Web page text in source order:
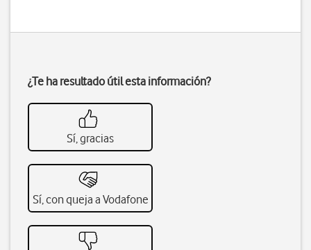
¿Te ha resultado útil esta información?
Sí, gracias
Sí, con queja a Vodafone